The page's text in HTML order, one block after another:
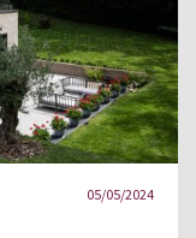
05/05/2024